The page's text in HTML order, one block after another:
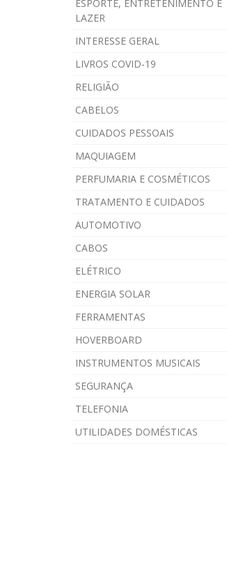
ESPORTE, ENTRETENIMENTO E
LAZER
INTERESSE GERAL
LIVROS COVID-19
RELIGIÃO
CABELOS
CUIDADOS PESSOAIS
MAQUIAGEM
PERFUMARIA E COSMÉTICOS
TRATAMENTO E CUIDADOS
AUTOMOTIVO
CABOS
ELÉTRICO
ENERGIA SOLAR
FERRAMENTAS
HOVERBOARD
INSTRUMENTOS MUSICAIS
SEGURANÇA
TELEFONIA
UTILIDADES DOMÉSTICAS